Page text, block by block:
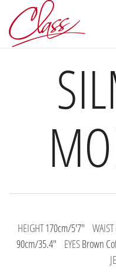
HEIGHT170cm/5'7" WAIST
90cm/35.4"
EYESBrown